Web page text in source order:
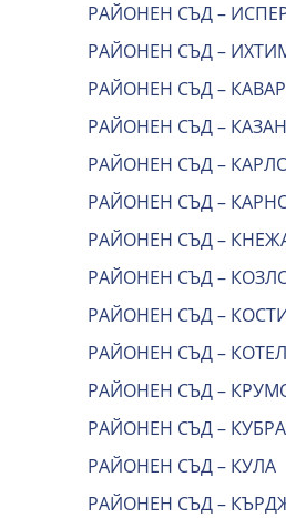
РАЙОНЕН СЪД –
РАЙОНЕН СЪД –
РАЙОНЕН СЪД –
РАЙОНЕН СЪД –
РАЙОНЕН СЪД –
РАЙОНЕН СЪД –
РАЙОНЕН СЪД –
РАЙОНЕН СЪД –
РАЙОНЕН СЪД –
РАЙОНЕН СЪД – КОТЕЛ
РАЙОНЕН СЪД –
РАЙОНЕН СЪД –
РАЙОНЕН СЪД – КУЛА
РАЙОНЕН СЪД –